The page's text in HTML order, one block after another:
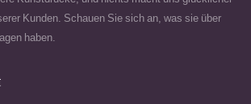
Kunden. Schauen Sie sich an, was sie über
haben.